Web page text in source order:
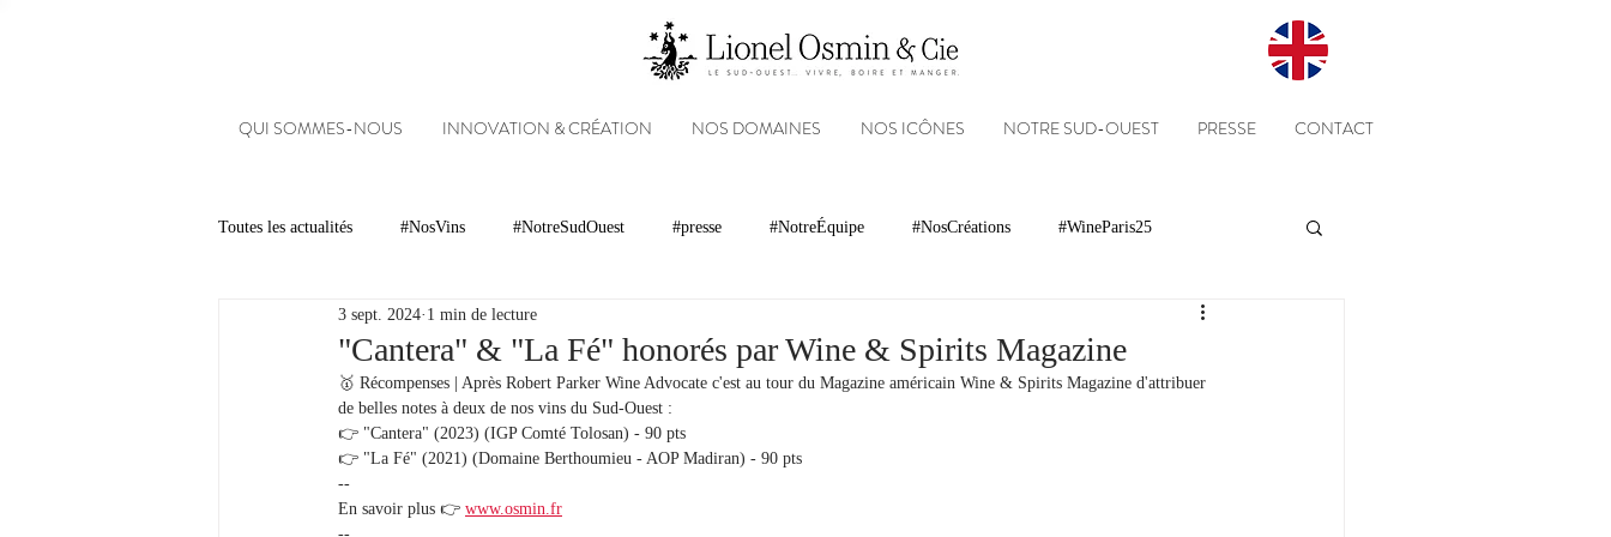
QUI SOMMES-NOUS INNOVATION & CRÉATION NOS DOMAINES NOS ICÔNES NOTRE SUD-OUEST PRESSE CONTACT
Toutes les actualités #NosVins #NotreSudOuest #presse #NotreÉquipe #NosCréations #WineParis25
Chambre d’Amour Vins Armagnacs Clients
Dégustations Evénements Réseaux sociaux
#NosDomaines
"Cantera" & "La Fé" honorés par Wine & Spirits Magazine
3 sept. 2024 1 min de lecture
🥇 Récompenses | Après Robert Parker Wine Advocate c'est au tour du Magazine américain Wine & Spirits Magazine d'attribuer
de belles notes à deux de nos vins du Sud-Ouest :
👉 "Cantera" (2023) (IGP Comté Tolosan) - 90 pts
👉 "La Fé" (2021) (Domaine Berthoumieu - AOP Madiran) - 90 pts
--
En savoir plus 👉 www.osmin.fr